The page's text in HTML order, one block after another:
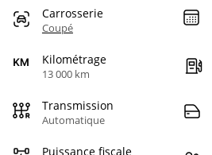
Carrosserie
Coupé
Kilométrage
13 000 km
Transmission
Automatique
Puissance fiscale